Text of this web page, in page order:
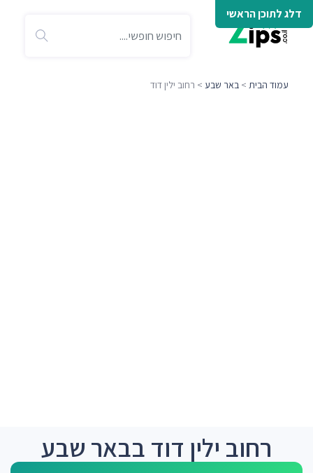
דלג לתוכן הראשי
עמוד הבית > באר שבע > רחוב ילין דוד
רחוב ילין דוד בבאר שבע